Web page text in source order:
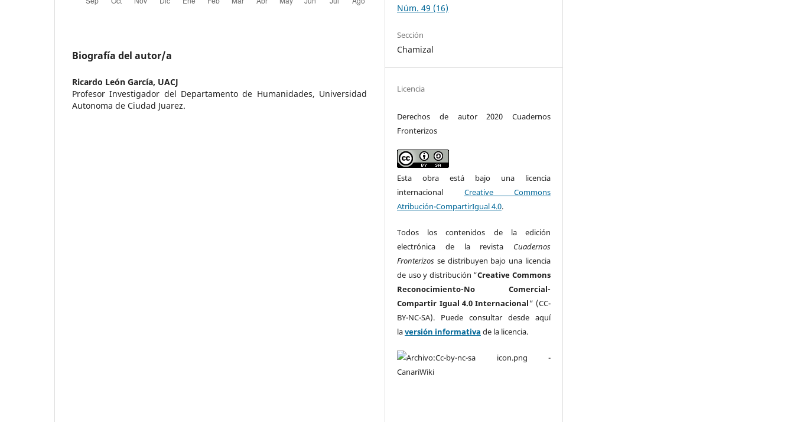
Biografía del autor/a
Ricardo León García, UACJ
Profesor Investigador del Departamento de Humanidades, Universidad
Autonoma de Ciudad Juarez.
Núm. 49 (16)
Sección
Chamizal
Licencia
Derechos de autor 2020 Cuadernos
Fronterizos
Esta obra está bajo una licencia
internacional Creative Commons
Atribución-CompartirIgual 4.0.
Todos los contenidos de la edición
electrónica de la revista Cuadernos
Fronterizos se distribuyen bajo una licencia
de uso y distribución “Creative Commons
Reconocimiento-No Comercial-
Compartir Igual 4.0 Internacional” (CC-
BY-NC-SA). Puede consultar desde aquí
laversión informativa de la licencia.